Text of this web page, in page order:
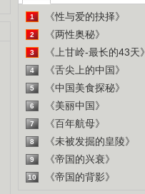
1 《性与爱的抉择》
2 《两性奥秘》
3 《上甘岭-最长的43天》
4 《舌尖上的中国》
5 《中国美食探秘》
6 《美丽中国》
7 《百年航母》
8 《未被发掘的皇陵》
9 《帝国的兴衰》
10 《帝国的背影》